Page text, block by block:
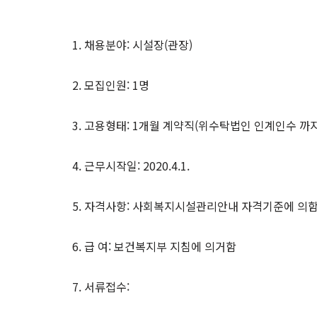
1. 채용분야: 시설장(관장)
2. 모집인원: 1명
3. 고용형태: 1개월 계약직(위수탁법인 인계인수 까
4. 근무시작일: 2020.4.1.
5. 자격사항: 사회복지시설관리안내 자격기준에 의
6. 급 여: 보건복지부 지침에 의거함
7. 서류접수: